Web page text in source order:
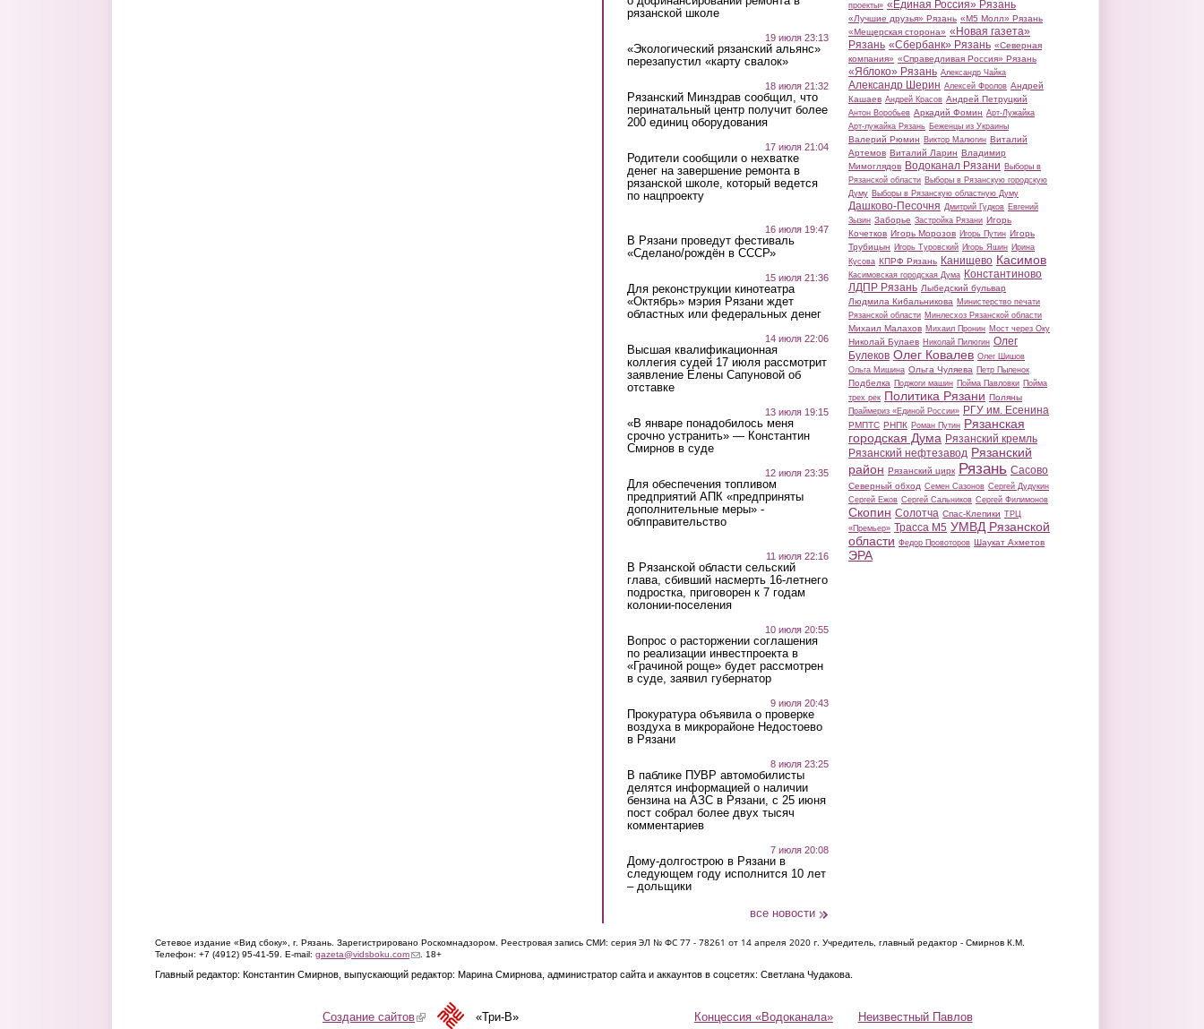
рязанской школе
19 июля 23:13
«Экологический рязанский альянс»
перезапустил «карту свалок»
18 июля 21:32
Рязанский Минздрав сообщил, что
перинатальный центр получит более
200 единиц оборудования
17 июля 21:04
Родители сообщили о нехватке
денег на завершение ремонта в
рязанской школе, который ведется
по нацпроекту
16 июля 19:47
В Рязани проведут фестиваль
«Сделано/рождён в СССР»
15 июля 21:36
Для реконструкции кинотеатра
«Октябрь» мэрия Рязани ждет
областных или федеральных денег
14 июля 22:06
Высшая квалификационная
коллегия судей 17 июля рассмотрит
заявление Елены Сапуновой об
отставке
13 июля 19:15
«В январе понадобилось меня
срочно устранить» — Константин
Смирнов в суде
12 июля 23:35
Для обеспечения топливом
предприятий АПК «предприняты
дополнительные меры» -
облправительство
11 июля 22:16
В Рязанской области сельский
глава, сбивший насмерть 16-летнего
подростка, приговорен к 7 годам
колонии-поселения
10 июля 20:55
Вопрос о расторжении соглашения
по реализации инвестпроекта в
«Грачиной роще» будет рассмотрен
в суде, заявил губернатор
9 июля 20:43
Прокуратура объявила о проверке
воздуха в микрорайоне Недостоево
в Рязани
8 июля 23:25
В паблике ПУВР автомобилисты
делятся информацией о наличии
бензина на АЗС в Рязани, с 25 июня
пост собрал более двух тысяч
комментариев
7 июля 20:08
Дому-долгострою в Рязани в
следующем году исполнится 10 лет
– дольщики
все новости
проекты» «Единая Россия» Рязань
«Лучшие друзья» Рязань «М5 Молл» Рязань
«Мещерская сторона» «Новая газета»
Рязань «Сбербанк» Рязань «Северная
компания» «Справедливая Россия» Рязань
«Яблоко» Рязань Александр Чайка
Александр Шерин Алексей Фролов Андрей
Кашаев Андрей Красов Андрей Петруцкий
Антон Воробьев Аркадий Фомин Арт-Лужайка
Арт-лужайка Рязань Беженцы из Украины
Валерий Рюмин Виктор Малюгин Виталий
Артемов Виталий Ларин Владимир
Мимоглядов Водоканал Рязани Выборы в
Рязанской области Выборы в Рязанскую городскую
Думу Выборы в Рязанскую областную Думу
Дашково-Песочня Дмитрий Гудков Евгений
Зызин Заборье Застройка Рязани Игорь
Кочетков Игорь Морозов Игорь Путин Игорь
Трубицын Игорь Туровский Игорь Яшин Ирина
Кусова КПРФ Рязань Канищево Касимов
Касимовская городская Дума Константиново
ЛДПР Рязань Лыбедский бульвар
Людмила Кибальникова Министерство печати
Рязанской области Минлесхоз Рязанской области
Михаил Малахов Михаил Пронин Мост через Оку
Николай Булаев Николай Пилюгин Олег
Булеков Олег Ковалев Олег Шишов
Ольга Мишина Ольга Чуляева Петр Пыленок
Подбелка Поджоги машин Пойма Павловки Пойма
трех рек Политика Рязани Поляны
Праймериз «Единой России» РГУ им. Есенина
РМПТС РНПК Роман Путин Рязанская
городская Дума Рязанский кремль
Рязанский нефтезавод Рязанский
район Рязанский цирк Рязань Сасово
Северный обход Семен Сазонов Сергей Дудукин
Сергей Ежов Сергей Сальников Сергей Филимонов
Скопин Солотча Спас-Клепики ТРЦ
«Премьер» Трасса М5 УМВД Рязанской
области Федор Провоторов Шаукат Ахметов
ЭРА
Сетевое издание «Вид сбоку», г. Рязань. Зарегистрировано Роскомнадзором. Реестровая запись СМИ: серия ЭЛ № ФС 77 - 78261 от 14 апреля 2020 г. Учредитель, главный редактор - Смирнов К.М.
Телефон: +7 (4912) 95-41-59. E-mail: gazeta@vidsboku.com(link sends e-mail)
. 18+
Главный редактор: Константин Смирнов, выпускающий редактор: Марина Смирнова, администратор сайта и аккаунтов в соцсетях: Светлана Чудакова.
Концессия «Водоканала» Неизвестный Павлов
Создание сайтов(link is external)«Три-В»